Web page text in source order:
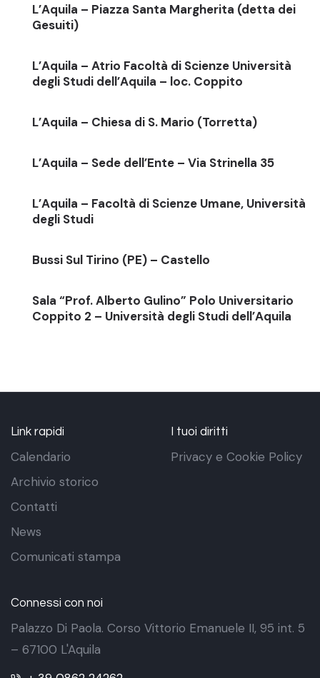
L’Aquila – Piazza Santa Margherita (detta dei
Gesuiti)
L’Aquila – Atrio Facoltà di Scienze Università
degli Studi dell’Aquila – loc. Coppito
L’Aquila – Chiesa di S. Mario (Torretta)
L’Aquila – Sede dell’Ente – Via Strinella 35
L’Aquila – Facoltà di Scienze Umane, Università
degli Studi
Bussi Sul Tirino (PE) – Castello
Sala “Prof. Alberto Gulino” Polo Universitario
Coppito 2 – Università degli Studi dell’Aquila
Link rapidi
Calendario
Archivio storico
Contatti
News
Comunicati stampa
I tuoi diritti
Privacy e Cookie Policy
Connessi con noi
Palazzo Di Paola. Corso Vittorio Emanuele II, 95 int. 5
– 67100 L'Aquila